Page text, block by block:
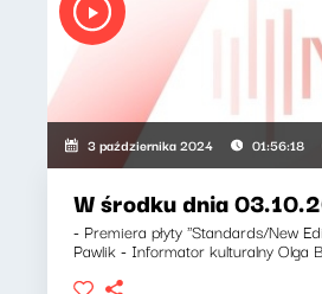
3 października 2024 01:56:18
W środku dnia
- Premiera płyty ''Standards/New
Pawlik - Informator kulturalny Olga